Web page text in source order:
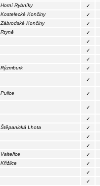
Horní Rybníky
✓
Kostelecké Končiny
✓
Zábrodské Končiny
✓
Rtyně
✓
✓
✓
✓
Rýzmburk
✓
✓
Pulice
✓
✓
✓
Štěpanická Lhota
✓
✓
✓
Valteřice
✓
Křížlice
✓
✓
✓